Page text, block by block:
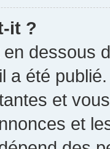
it ?
dessous
a été
et
et